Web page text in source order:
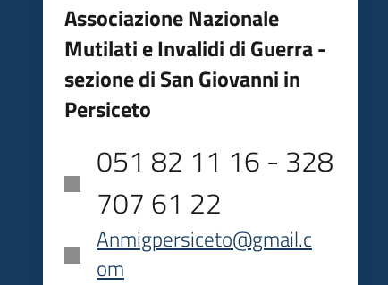
Associazione Nazionale
Mutilati e Invalidi di Guerra -
sezione di San Giovanni in
Persiceto
051 82 11 16 - 328
707 61 22
Anmigpersiceto@gmail.c
om